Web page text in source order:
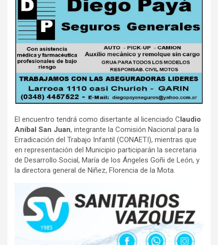
El encuentro tendrá como disertante al licenciado Claudio
Aníbal San Juan, integrante la Comisión Nacional para la
Erradicación del Trabajo Infantil (CONAETI), mientras que
en representación del Municipio participarán la secretaria
de Desarrollo Social, María de los Ángeles Goñi de León, y
la directora general de Niñez, Florencia de la Mota.